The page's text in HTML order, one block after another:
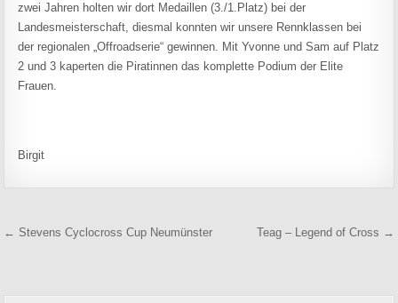
zwei Jahren holten wir dort Medaillen (3./1.Platz) bei der
Landesmeisterschaft, diesmal konnten wir unsere Rennklassen bei
der regionalen „Offroadserie“ gewinnen. Mit Yvonne und Sam auf Platz
2 und 3 kaperten die Piratinnen das komplette Podium der Elite
Frauen.
Birgit
Beitragsnavigation
← Stevens Cyclocross Cup Neumünster Teag – Legend of Cross →